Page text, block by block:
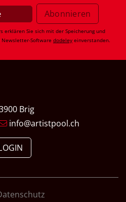
erklären Sie sich mit der Speicherung und
Software dodeley einverstanden.
Brig
info@artistpool.ch